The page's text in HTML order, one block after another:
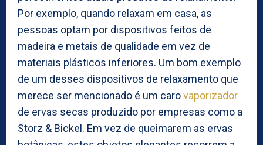
Por exemplo, quando relaxam em casa, as
pessoas optam por dispositivos feitos de
madeira e metais de qualidade em vez de
materiais plásticos inferiores. Um bom exemplo
de um desses dispositivos de relaxamento que
merece ser mencionado é um carovaporizador
de ervas secas produzido por empresas como a
Storz & Bickel. Em vez de queimarem as ervas